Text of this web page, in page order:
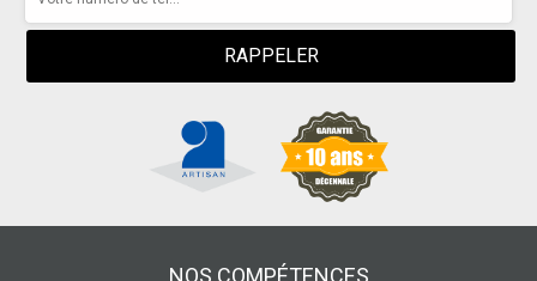
NOS COMPÉTENCES